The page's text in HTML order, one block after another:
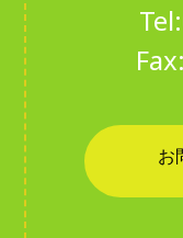
Tel:
お